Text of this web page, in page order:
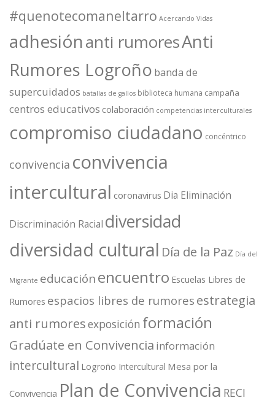
#quenotecomaneltarro Acercando Vidas
adhesiónanti rumoresAnti
Rumores Logroño banda de
supercuidados batallas de gallos biblioteca humana campaña
centros educativos colaboración competencias interculturales
compromiso ciudadano concéntrico
convivencia convivencia
intercultural coronavirus Dia Eliminación
Discriminación Racial diversidad
diversidad cultural Día de la Paz Día del
Migrante educaciónencuentro Escuelas Libres de
Rumores espacios libres de rumores estrategia
anti rumoresexposición formación
Gradúate en Convivencia información
intercultural Logroño Intercultural Mesa por la
Convivencia Plan de Convivencia RECI